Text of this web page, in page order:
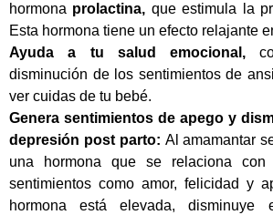
hormona prolactina, que estimula la
Esta hormona tiene un efecto relajante
Ayuda a tu salud emocional,
disminución de los sentimientos de
ver cuidas de tu bebé.
Genera sentimientos de apego y
depresión post parto: Al amamantar
una hormona que se relaciona
sentimientos como amor, felicidad y
hormona está elevada,